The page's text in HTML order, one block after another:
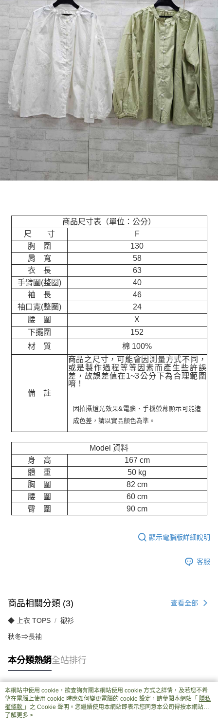
商品尺寸表（單位：公分）
尺 寸
F
胸 圍
130
肩 寬
58
衣 長
63
手臂圍(整圈)
40
袖 長
46
袖口寬(整圈)
24
腰 圍
X
下擺圍
152
材 質
棉 100%
備 註
商品之尺寸，可能會因測量方式不同，
或是製作過程等等因素而產生些許誤
差，故誤差值在1~3公分下為合理範圍
唷！
因拍攝燈光效果&電腦、手機螢幕顯示可能造
成色差，請以實品顏色為準。
Model 資料
身 高
167 cm
體 重
50 kg
胸 圍
82 cm
腰 圍
60 cm
臀 圍
90 cm
顯示電腦版詳細說明
客服
商品相關分類 (3) 查看全部
◆ 上衣 TOPS 襯衫
秋冬⇒長袖
本分類熱銷全站排行
熱門標籤
本網站中使用 cookie，欲查詢有關本網站使用 cookie 方式之詳情，及若您不希
望在電腦上使用 cookie 時應如何變更電腦的 cookie 設定，請參閱本網站「 隱私
權條款 」之 Cookie 聲明。您繼續使用本網站即表示您同意本公司得按本網站使
用條款之 Cookie 聲明使用 cookie。
了解更多 >